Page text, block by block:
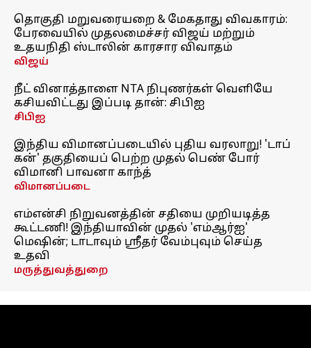
தொகுதி மறுவரையறை & மேகதாது விவகாரம்:
பேரவையில் முதலமைச்சர் விஜய் மற்றும்
உதயநிதி ஸ்டாலின் காரசார விவாதம்
விஜய்
நீட் வினாத்தாளை NTA நிபுணர்கள் வெளியே
கசியவிட்டது இப்படி தான்: சிபிஐ
சிபிஐ
இந்திய விமானப்படையில் புதிய வரலாறு! 'டாப்
கன்' தகுதியைப் பெற்ற முதல் பெண் போர்
விமானி பாவனா காந்த்
விமானப்படை
எம்என்சி நிறுவனத்தின் சதியை முறியடித்த
கூட்டணி! இந்தியாவின் முதல் 'எம்ஆர்ஐ'
மெஷின்; டாடாவும் ஸ்ரீதர் வேம்புவும் செய்த
உதவி
மருத்துவத்துறை